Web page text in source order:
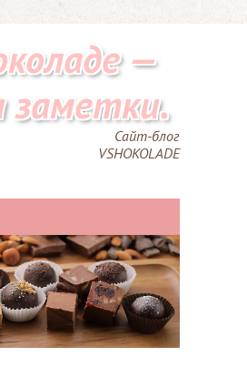
—
заметки.
Сайт-блог
VSHOKOLADE